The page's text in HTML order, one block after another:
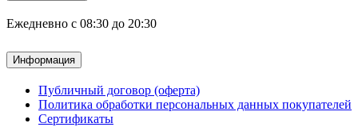
Ежедневно с 08:30 до 20:30
Информация
Публичный договор (оферта)
Политика обработки персональных данных покупателей
Сертификаты